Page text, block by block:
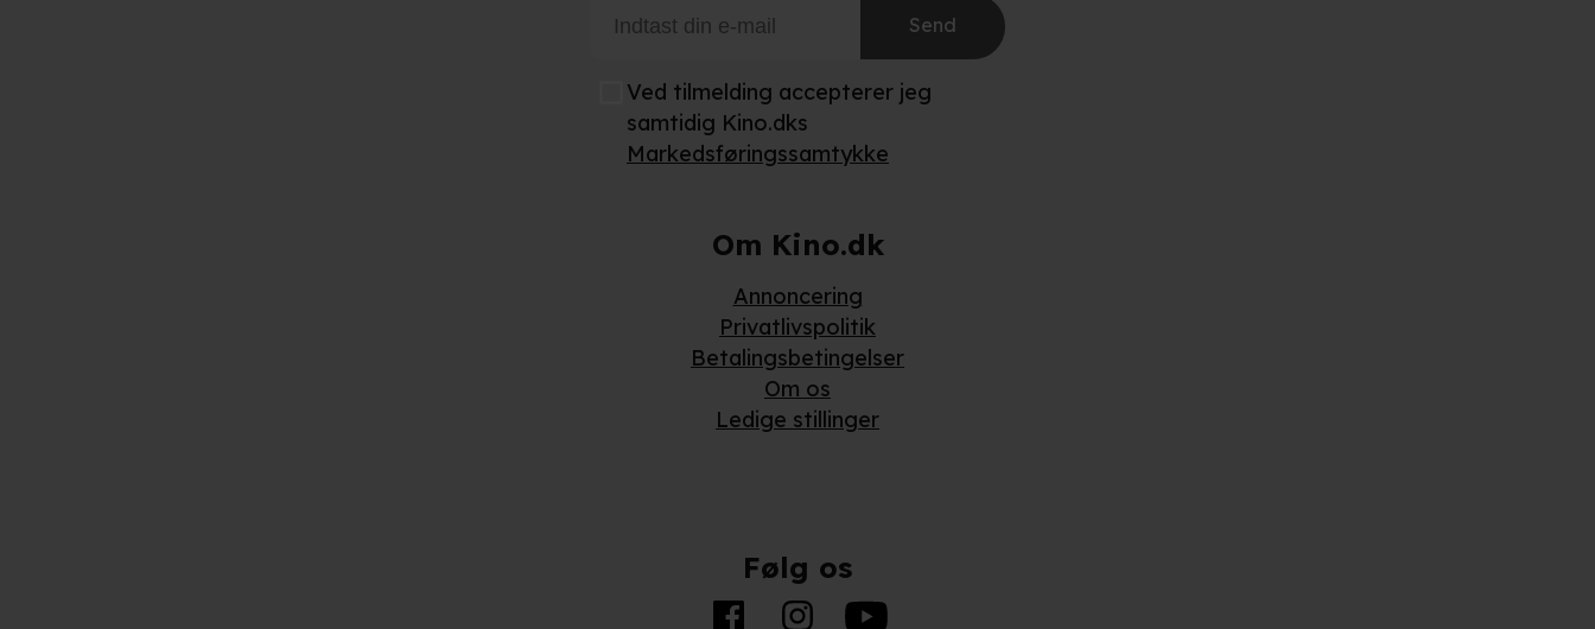
Send
Ved tilmelding accepterer jeg
samtidig Kino.dks
Markedsføringssamtykke
Om Kino.dk
Annoncering
Privatlivspolitik
Betalingsbetingelser
Om os
Ledige stillinger
Følg os